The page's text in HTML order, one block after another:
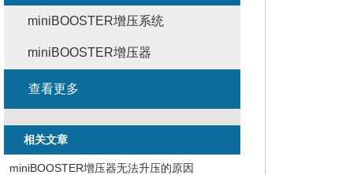
miniBOOSTER增压系统
miniBOOSTER增压器
查看更多
相关文章
miniBOOSTER增压器无法升压的原因